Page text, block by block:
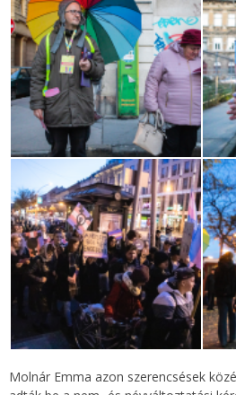
Molnár Emma azon szerencsések